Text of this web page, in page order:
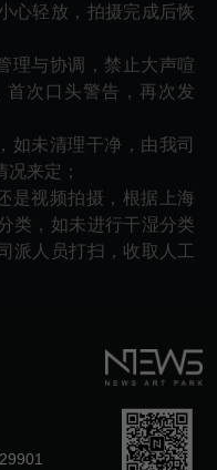
心轻放，拍摄完成后恢
理与协调，禁止大声喧
次口头警告，再次发
如未清理干净，由我司
来定；
是视频拍摄，根据上海
类，如未进行干湿分类
派人员打扫，收取人工